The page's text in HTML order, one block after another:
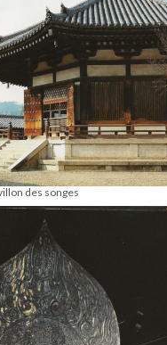
des songes